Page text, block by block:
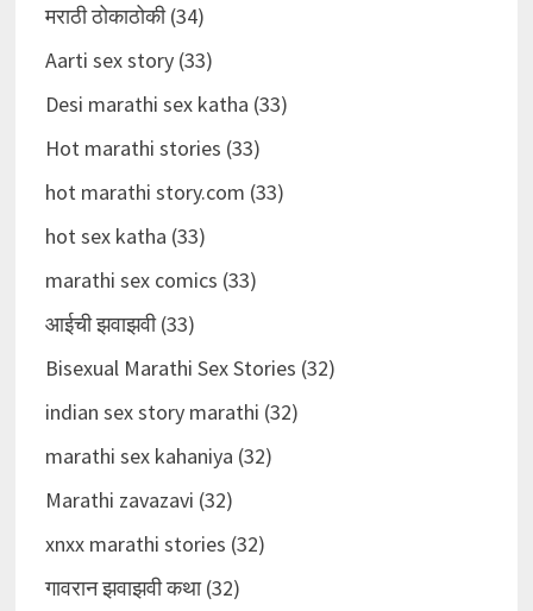
मराठी ठोकाठोकी (34)
Aarti sex story (33)
Desi marathi sex katha (33)
Hot marathi stories (33)
hot marathi story.com (33)
hot sex katha (33)
marathi sex comics (33)
आईची झवाझवी (33)
Bisexual Marathi Sex Stories (32)
indian sex story marathi (32)
marathi sex kahaniya (32)
Marathi zavazavi (32)
xnxx marathi stories (32)
गावरान झवाझवी कथा (32)